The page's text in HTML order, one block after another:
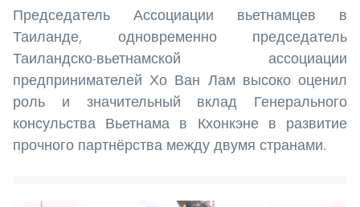
Председатель Ассоциации вьетнамцев в
Таиланде, одновременно председатель
Таиландско-вьетнамской ассоциации
предпринимателей Хо Ван Лам высоко оценил
роль и значительный вклад Генерального
консульства Вьетнама в Кхонкэне в развитие
прочного партнёрства между двумя странами.